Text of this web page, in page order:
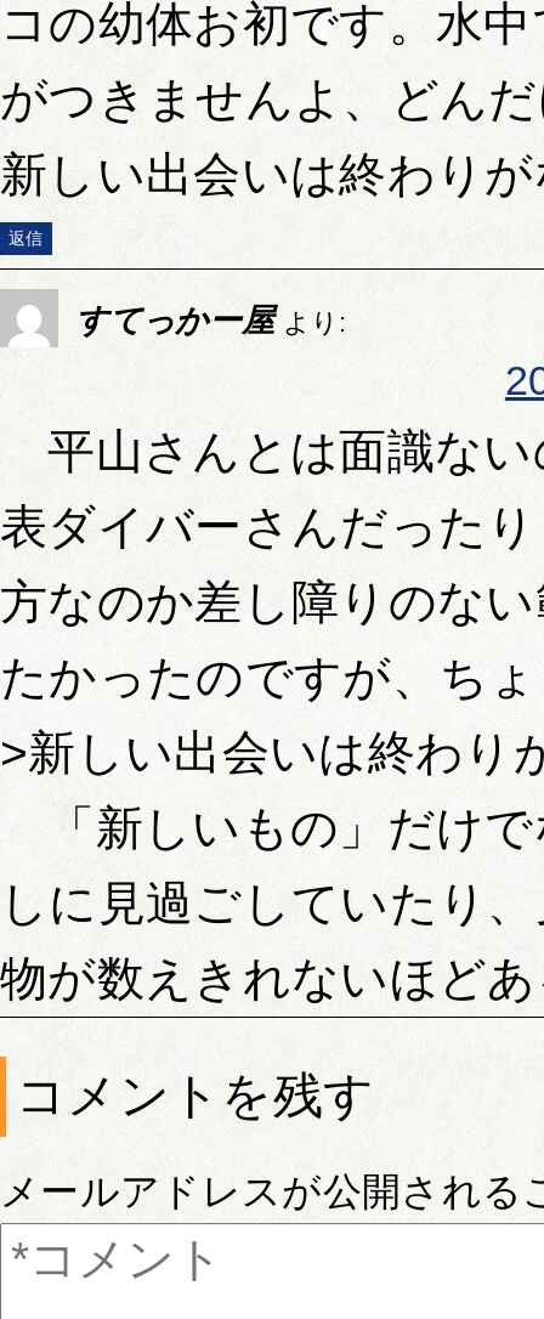
コの幼体お初です。水
がつきませんよ、どん
新しい出会いは終わり
返信
すてっかー屋 より:
平山さんとは面識ない
表ダイバーさんだった
方なのか差し障りのな
たかったのですが、ち
>新しい出会いは終わり
「新しいもの」だけで
しに見過ごしていたり
物が数えきれないほど
コメントを残す
メールアドレスが公開される